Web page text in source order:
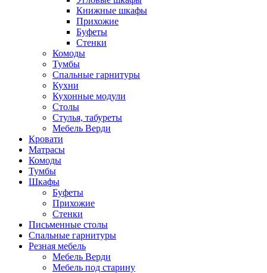
Книжные шкафы
Прихожие
Буфеты
Стенки
Комоды
Тумбы
Спальные гарнитуры
Кухни
Кухонные модули
Столы
Стулья, табуреты
Мебель Верди
Кровати
Матрасы
Комоды
Тумбы
Шкафы
Буфеты
Прихожие
Стенки
Письменные столы
Спальные гарнитуры
Резная мебель
Мебель Верди
Мебель под старину